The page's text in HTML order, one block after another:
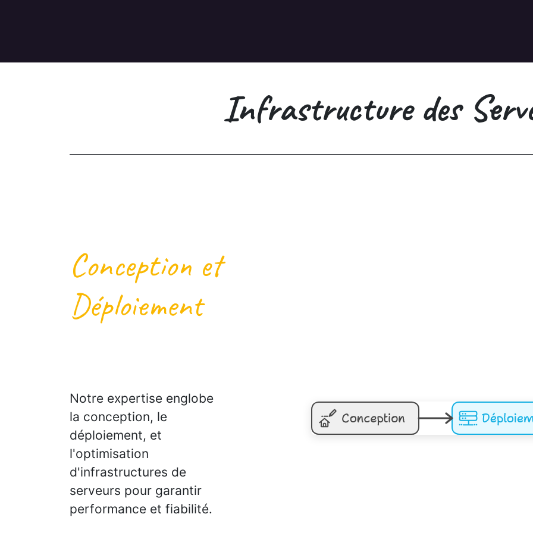
Infrastructure des
Conception et
Déploiement
Notre expertise englobe
la conception, le
déploiement, et
l'optimisation
d'infrastructures de
serveurs pour garantir
performance et fiabilité.